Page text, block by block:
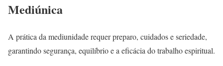
Mediúnica
A prática da mediunidade requer preparo, cuidados e seriedade,
garantindo segurança, equilíbrio e a eficácia do trabalho espiritual.